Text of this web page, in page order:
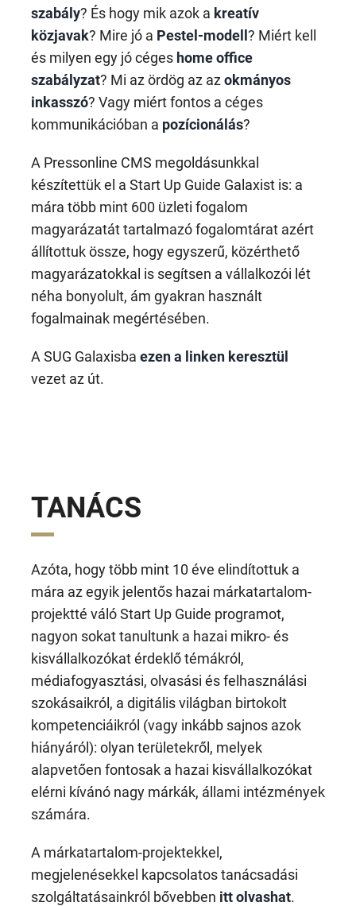
szabály? És hogy mik azok a kreatív
közjavak? Mire jó a Pestel-modell? Miért kell
és milyen egy jó céges home office
szabályzat? Mi az ördög az azokmányos
inkasszó? Vagy miért fontos a céges
kommunikációban a pozícionálás?
A Pressonline CMS megoldásunkkal
készítettük el a Start Up Guide Galaxist is: a
mára több mint 600 üzleti fogalom
magyarázatát tartalmazó fogalomtárat azért
állítottuk össze, hogy egyszerű, közérthető
magyarázatokkal is segítsen a vállalkozói lét
néha bonyolult, ám gyakran használt
fogalmainak megértésében.
A SUG Galaxisba ezen a linken keresztül
vezet az út.
TANÁCS
Azóta, hogy több mint 10 éve elindítottuk a
mára az egyik jelentős hazai márkatartalom-
projektté váló Start Up Guide programot,
nagyon sokat tanultunk a hazai mikro- és
kisvállalkozókat érdeklő témákról,
médiafogyasztási, olvasási és felhasználási
szokásaikról, a digitális világban birtokolt
kompetenciáikról (vagy inkább sajnos azok
hiányáról): olyan területekről, melyek
alapvetően fontosak a hazai kisvállalkozókat
elérni kívánó nagy márkák, állami intézmények
számára.
A márkatartalom-projektekkel,
megjelenésekkel kapcsolatos tanácsadási
szolgáltatásainkról bővebben itt olvashat.